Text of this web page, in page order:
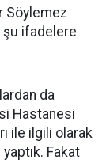
Söylemez
şu ifadelere
da
Hastanesi
ile ilgili olarak
Fakat